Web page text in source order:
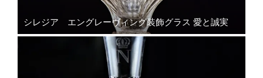
シレジア エングレーヴィング装飾グラス 愛と誠実